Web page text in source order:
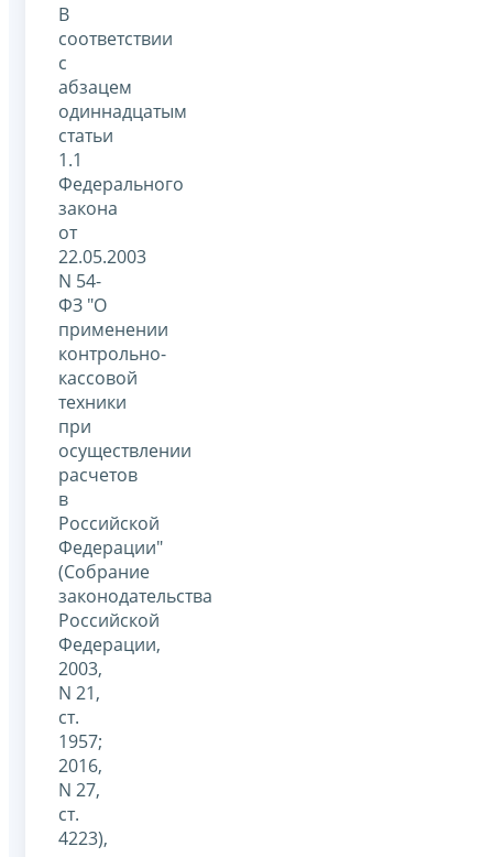
В
соответствии
с
абзацем
одиннадцатым
статьи
1.1
Федерального
закона
от
22.05.2003
N 54-
ФЗ "О
применении
контрольно-
кассовой
техники
при
осуществлении
расчетов
в
Российской
Федерации"
(Собрание
законодательства
Российской
Федерации,
2003,
N 21,
ст.
1957;
2016,
N 27,
ст.
4223),